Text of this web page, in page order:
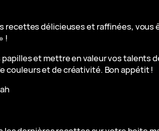
délicieuses et raffinées, vous
!
et mettre en valeur vos talents
couleurs et de créativité. Bon appétit !